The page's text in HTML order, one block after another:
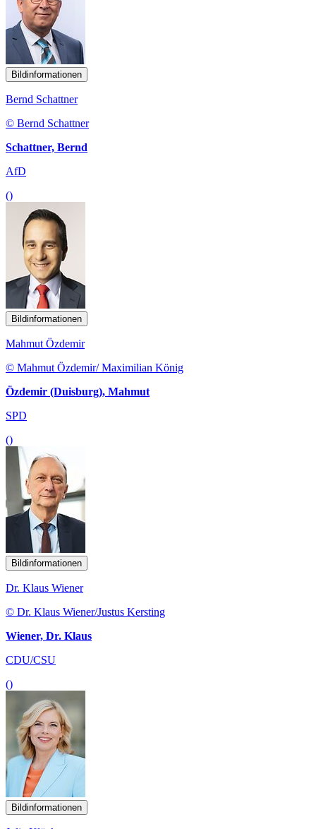
Bildinformationen
Bernd Schattner
© Bernd Schattner
Schattner, Bernd
AfD
()
Bildinformationen
Mahmut Özdemir
© Mahmut Özdemir/ Maximilian König
Özdemir (Duisburg), Mahmut
SPD
()
Bildinformationen
Dr. Klaus Wiener
© Dr. Klaus Wiener/Justus Kersting
Wiener, Dr. Klaus
CDU/CSU
()
Bildinformationen